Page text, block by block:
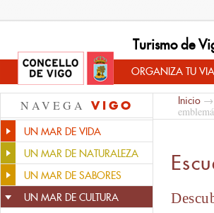
Turismo de
ORGANIZA TU
NAVEGA VIGO
UN MAR DE VIDA
UN MAR DE NATURALEZA
UN MAR DE SABORES
UN MAR DE CULTURA
Inicio →